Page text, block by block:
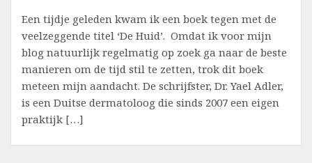
Een tijdje geleden kwam ik een boek tegen met de
veelzeggende titel ‘De Huid’. Omdat ik voor mijn
blog natuurlijk regelmatig op zoek ga naar de beste
manieren om de tijd stil te zetten, trok dit boek
meteen mijn aandacht. De schrijfster, Dr. Yael Adler,
is een Duitse dermatoloog die sinds 2007 een eigen
praktijk […]